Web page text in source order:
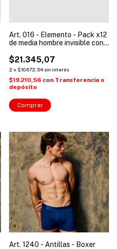
Art. 016 - Elemento - Pack x12
de media hombre invisible con
$21.345,07
2 x $10.672,54 sin interés
$19.210,56 con Transferencia o
depósito
Comprar
Art. 1240 - Antillas - Boxer